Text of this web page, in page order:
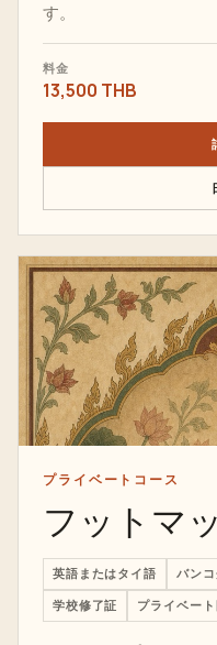
す。
料金
13,500 THB
プライベートコース
フットマ
英語またはタイ語 バン
学校修了証 プライベー